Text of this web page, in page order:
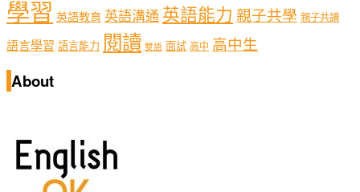
學習 英語教育 英語溝通 英語能力 親子共學 親子共讀
語言學習 語言能力 閱讀 雙語 面試 高中 高中生
About